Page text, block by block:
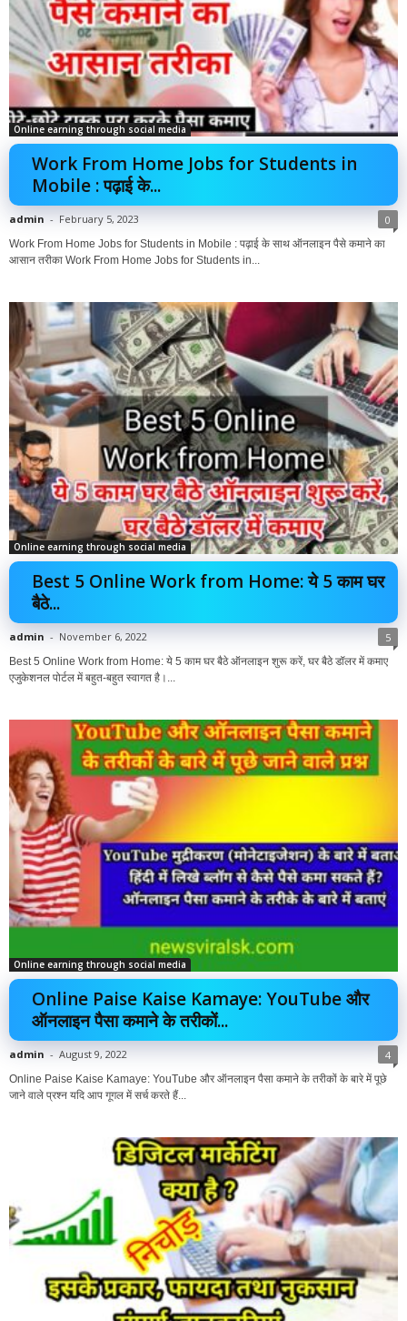
Online earning through social media
Work From Home Jobs for Students in
Mobile : पढ़ाई के...
admin - February 5, 2023 0
Work From Home Jobs for Students in Mobile : पढ़ाई के साथ ऑनलाइन पैसे कमाने का
आसान तरीका Work From Home Jobs for Students in...
Online earning through social media
Best 5 Online Work from Home: ये 5 काम घर
बैठे...
admin - November 6, 2022 5
Best 5 Online Work from Home: ये 5 काम घर बैठे ऑनलाइन शुरू करें, घर बैठे डॉलर में कमाए
एजुकेशनल पोर्टल में बहुत-बहुत स्वागत है।...
Online earning through social media
Online Paise Kaise Kamaye: YouTube और
ऑनलाइन पैसा कमाने के तरीकों...
admin - August 9, 2022 4
Online Paise Kaise Kamaye: YouTube और ऑनलाइन पैसा कमाने के तरीकों के बारे में पूछे
जाने वाले प्रश्न यदि आप गूगल में सर्च करते हैं...